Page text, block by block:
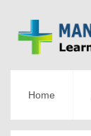
Home